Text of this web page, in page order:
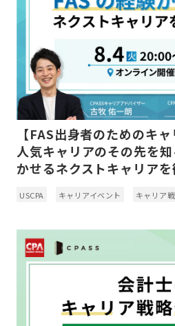
【FAS出身者のためのキ
人気キャリアのその先を
かせるネクストキャリア
USCPA キャリアイベント キャリア